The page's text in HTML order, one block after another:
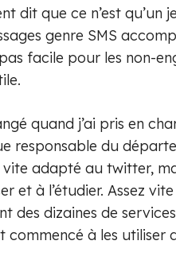
dit que ce n’est qu’un
genre SMS
facile pour les non-
quand j’ai pris en
responsable du
vite adapté au twitter,
et à l’étudier. Assez
des dizaines de
commencé à les utiliser